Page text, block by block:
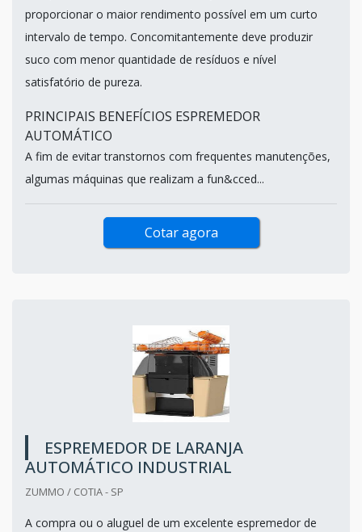
proporcionar o maior rendimento possível em um curto
intervalo de tempo. Concomitantemente deve produzir
suco com menor quantidade de resíduos e nível
satisfatório de pureza.
PRINCIPAIS BENEFÍCIOS ESPREMEDOR
AUTOMÁTICO
A fim de evitar transtornos com frequentes manutenções,
algumas máquinas que realizam a fun&cced...
Cotar agora
ESPREMEDOR DE LARANJA
AUTOMÁTICO INDUSTRIAL
ZUMMO / COTIA - SP
A compra ou o aluguel de um excelente espremedor de